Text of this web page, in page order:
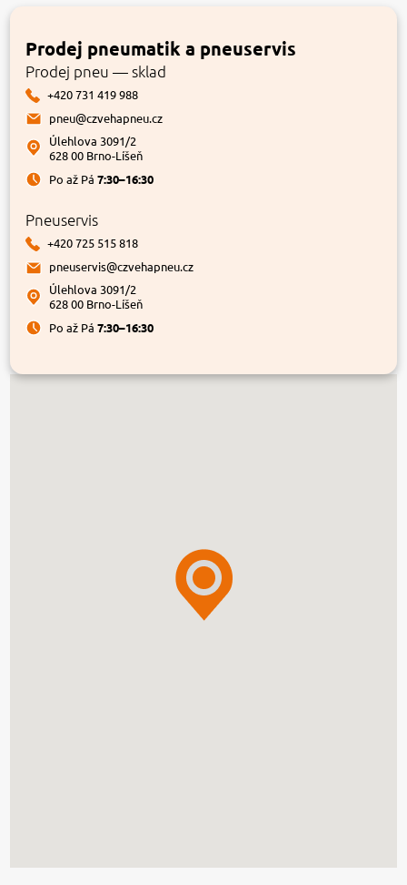
Prodej pneumatik a pneuservis
Prodej pneu — sklad
+420 731 419 988
pneu@czvehapneu.cz
Úlehlova 3091/2
628 00 Brno-Líšeň
Po až Pá7:30–16:30
Pneuservis
+420 725 515 818
pneuservis@czvehapneu.cz
Úlehlova 3091/2
628 00 Brno-Líšeň
Po až Pá7:30–16:30